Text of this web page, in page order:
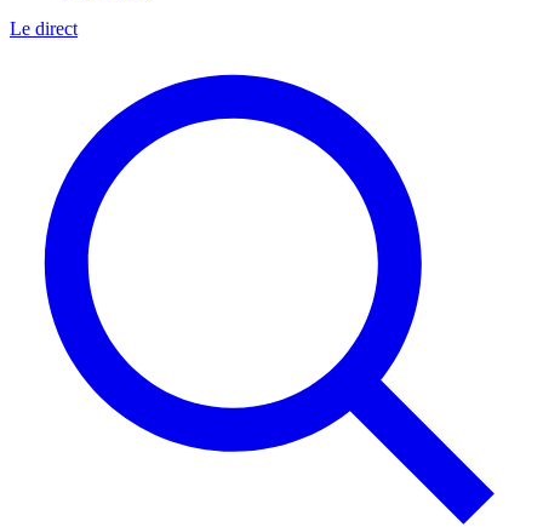
Le direct